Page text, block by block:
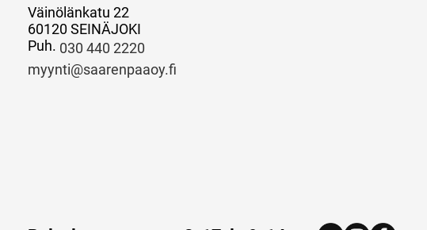
Väinölänkatu 22
60120 SEINÄJOKI
Puh. 030 440 2220
myynti@saarenpaaoy.fi